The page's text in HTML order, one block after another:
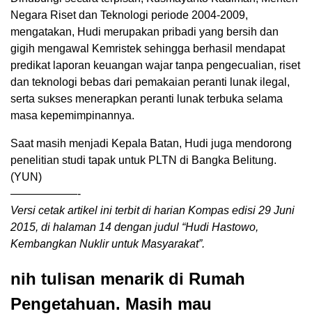
Negara Riset dan Teknologi periode 2004-2009,
mengatakan, Hudi merupakan pribadi yang bersih dan
gigih mengawal Kemristek sehingga berhasil mendapat
predikat laporan keuangan wajar tanpa pengecualian, riset
dan teknologi bebas dari pemakaian peranti lunak ilegal,
serta sukses menerapkan peranti lunak terbuka selama
masa kepemimpinannya.
Saat masih menjadi Kepala Batan, Hudi juga mendorong
penelitian studi tapak untuk PLTN di Bangka Belitung.
(YUN)
——————-
Versi cetak artikel ini terbit di harian Kompas edisi 29 Juni
2015, di halaman 14 dengan judul “Hudi Hastowo,
Kembangkan Nuklir untuk Masyarakat”.
nih tulisan menarik di Rumah
Pengetahuan. Masih mau